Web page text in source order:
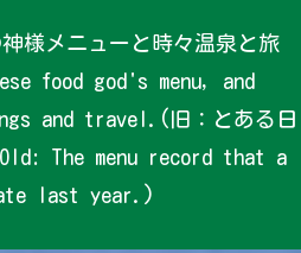
様メニューと時々温泉と旅
food god's menu, and
and travel.(旧：とある日
The menu record that a
ate last year.)